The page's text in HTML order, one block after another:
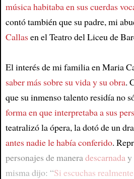
música habitaba en sus cuerdas
contó también que su padre, mi
Callasen el Teatro del Liceu de
El interés de mi familia en Maria
saber más sobre su vida y su obra.
que su inmenso talento residía no
forma en que interpretaba a sus
teatralizó la ópera, la dotó de un
antes nadie le había conferido.
personajes de maneradescarnaday
misma dijo: “Si escuchas realmente